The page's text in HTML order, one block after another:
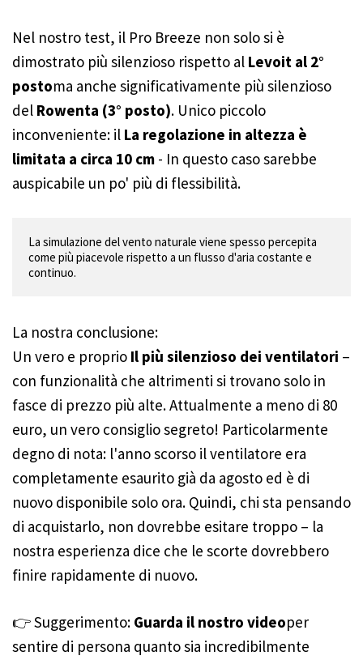
Nel nostro test, il Pro Breeze non solo si è
dimostrato più silenzioso rispetto al Levoit al 2°
postoma anche significativamente più silenzioso
del Rowenta (3° posto). Unico piccolo
inconveniente: il La regolazione in altezza è
limitata a circa 10 cm - In questo caso sarebbe
auspicabile un po' più di flessibilità.
La simulazione del vento naturale viene spesso percepita
come più piacevole rispetto a un flusso d'aria costante e
continuo.
La nostra conclusione:
Un vero e proprio Il più silenzioso dei ventilatori –
con funzionalità che altrimenti si trovano solo in
fasce di prezzo più alte. Attualmente a meno di 80
euro, un vero consiglio segreto! Particolarmente
degno di nota: l'anno scorso il ventilatore era
completamente esaurito già da agosto ed è di
nuovo disponibile solo ora. Quindi, chi sta pensando
di acquistarlo, non dovrebbe esitare troppo – la
nostra esperienza dice che le scorte dovrebbero
finire rapidamente di nuovo.
👉 Suggerimento: Guarda il nostro videoper
sentire di persona quanto sia incredibilmente